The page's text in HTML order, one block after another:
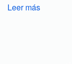
Leer más